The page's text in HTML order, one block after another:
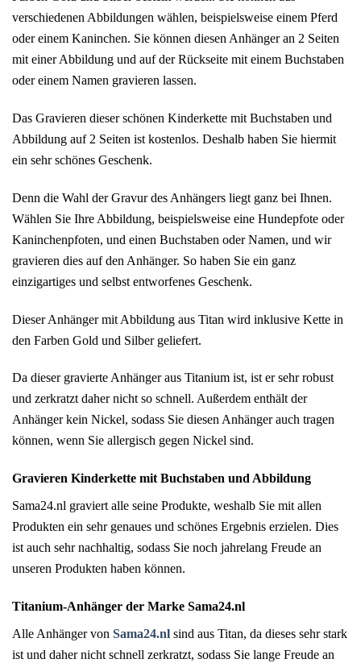
verschiedenen Abbildungen wählen, beispielsweise einem Pferd
oder einem Kaninchen. Sie können diesen Anhänger an 2 Seiten
mit einer Abbildung und auf der Rückseite mit einem Buchstaben
oder einem Namen gravieren lassen.
Das Gravieren dieser schönen Kinderkette mit Buchstaben und
Abbildung auf 2 Seiten ist kostenlos. Deshalb haben Sie hiermit
ein sehr schönes Geschenk.
Denn die Wahl der Gravur des Anhängers liegt ganz bei Ihnen.
Wählen Sie Ihre Abbildung, beispielsweise eine Hundepfote oder
Kaninchenpfoten, und einen Buchstaben oder Namen, und wir
gravieren dies auf den Anhänger. So haben Sie ein ganz
einzigartiges und selbst entworfenes Geschenk.
Dieser Anhänger mit Abbildung aus Titan wird inklusive Kette in
den Farben Gold und Silber geliefert.
Da dieser gravierte Anhänger aus Titanium ist, ist er sehr robust
und zerkratzt daher nicht so schnell. Außerdem enthält der
Anhänger kein Nickel, sodass Sie diesen Anhänger auch tragen
können, wenn Sie allergisch gegen Nickel sind.
Gravieren Kinderkette mit Buchstaben und Abbildung
Sama24.nl graviert alle seine Produkte, weshalb Sie mit allen
Produkten ein sehr genaues und schönes Ergebnis erzielen. Dies
ist auch sehr nachhaltig, sodass Sie noch jahrelang Freude an
unseren Produkten haben können.
Titanium-Anhänger der Marke Sama24.nl
Alle Anhänger von Sama24.nl sind aus Titan, da dieses sehr stark
ist und daher nicht schnell zerkratzt, sodass Sie lange Freude an